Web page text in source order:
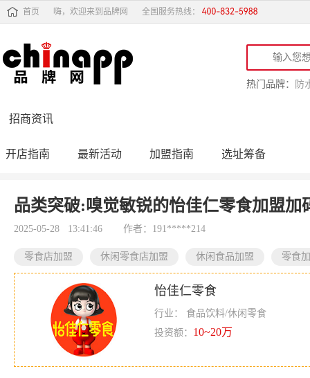
首页 嗨，欢迎来到品牌网 全国服务热线：
热门品牌： 防
招商资讯
开店指南 最新活动 加盟指南 选址筹备
品类突破:嗅觉敏锐的怡佳仁零食加盟加
2025-05-28 13:41:46 作者：191*****214
零食店加盟 休闲零食店加盟 休闲食品加盟 零食
怡佳仁零食
行业： 食品饮料/休闲零食
投资额： 10~20万